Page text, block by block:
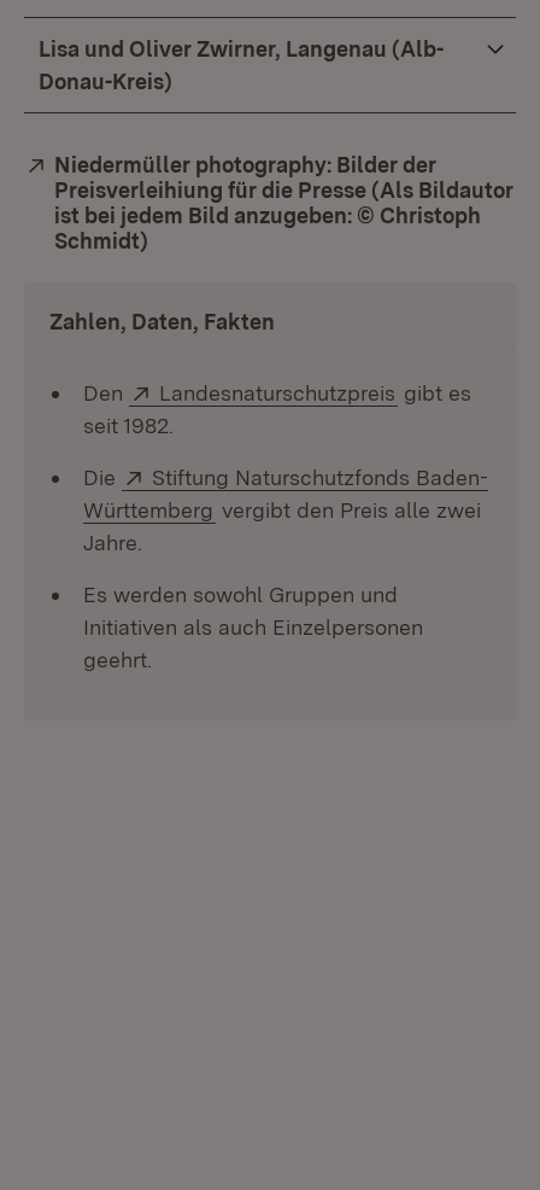
Lisa und Oliver Zwirner, Langenau (Alb-
Donau-Kreis)
Extern:
Niedermüller photography: Bilder der
Preisverleihiung für die Presse (Als Bildautor
ist bei jedem Bild anzugeben: © Christoph
Schmidt)
Zahlen, Daten, Fakten
Den Extern:
Landesnaturschutzpreis (Öffnet in
gibt es
seit 1982.
Die Extern:
Stiftung Naturschutzfonds Baden-
Württemberg (Öffnet in neuem Fenster)
vergibt den Preis alle zwei
Jahre.
Es werden sowohl Gruppen und
Initiativen als auch Einzelpersonen
geehrt.